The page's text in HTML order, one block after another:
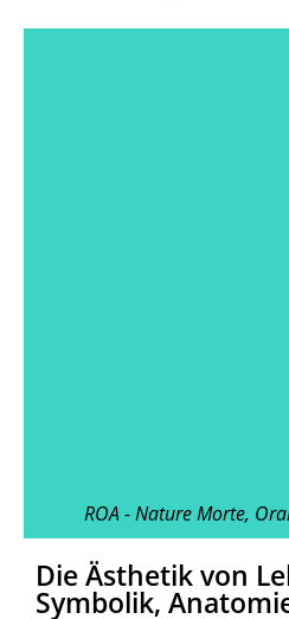
ROA - Nature Morte,
Die Ästhetik von
Symbolik,